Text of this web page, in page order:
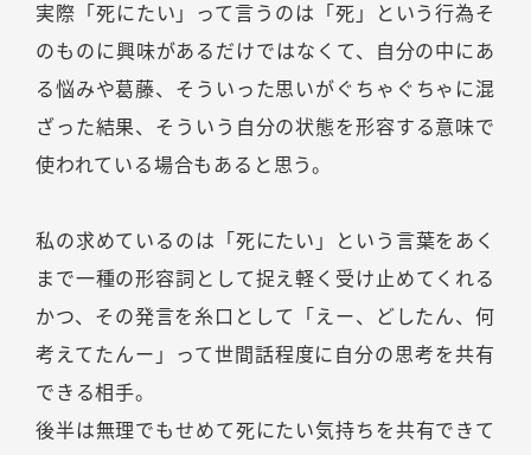
実際「死にたい」って言うのは「死」という行為そ
のものに興味があるだけではなくて、自分の中にあ
る悩みや葛藤、そういった思いがぐちゃぐちゃに混
ざった結果、そういう自分の状態を形容する意味で
使われている場合もあると思う。
私の求めているのは「死にたい」という言葉をあく
まで一種の形容詞として捉え軽く受け止めてくれる
かつ、その発言を糸口として「えー、どしたん、何
考えてたんー」って世間話程度に自分の思考を共有
できる相手。
後半は無理でもせめて死にたい気持ちを共有できて